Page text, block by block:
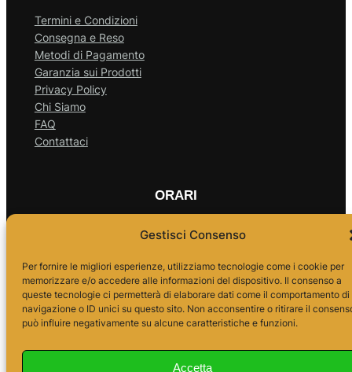
Gestisci Consenso
Per fornire le migliori esperienze, utilizziamo tecnologie come i cookie per
memorizzare e/o accedere alle informazioni del dispositivo. Il consenso a
queste tecnologie ci permetterà di elaborare dati come il comportamento di
navigazione o ID unici su questo sito. Non acconsentire o ritirare il
può influire negativamente su alcune caratteristiche e funzioni.
Accetta
Termini e Condizioni
Consegna e Reso
Metodi di Pagamento
Garanzia sui Prodotti
Privacy Policy
Chi Siamo
FAQ
Contattaci
ORARI
10.00 – 18.00